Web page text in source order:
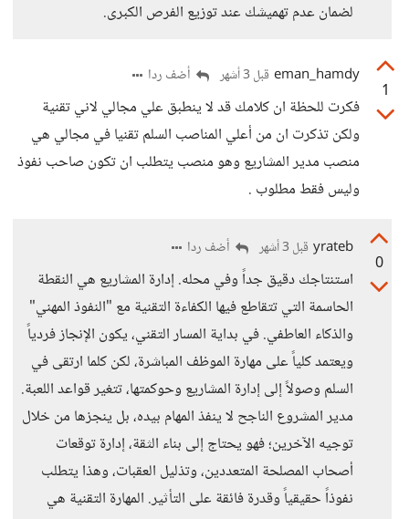
لضمان عدم تهميشك عند توزيع الفرص الكبرى.
1
eman_hamdy قبل 3 أشهر أضف ردا
فكرت للحظة ان كلامك قد لا ينطبق علي مجالي لاني تقنية
ولكن تذكرت ان من أعلي المناصب السلم تقنيا في مجالي هي
منصب مدير المشاريع وهو منصب يتطلب ان تكون صاحب نفوذ
وليس فقط مطلوب .
0
yrateb قبل 3 أشهر أضف ردا
استنتاجك دقيق جداً وفي محله. إدارة المشاريع هي النقطة
الحاسمة التي تتقاطع فيها الكفاءة التقنية مع "النفوذ المهني"
والذكاء العاطفي. في بداية المسار التقني، يكون الإنجاز فردياً
ويعتمد كلياً على مهارة الموظف المباشرة، لكن كلما ارتقى في
السلم وصولاً إلى إدارة المشاريع وحوكمتها، تتغير قواعد اللعبة.
مدير المشروع الناجح لا ينفذ المهام بيده، بل ينجزها من خلال
توجيه الآخرين؛ فهو يحتاج إلى بناء الثقة، إدارة توقعات
أصحاب المصلحة المتعددين، وتذليل العقبات، وهذا يتطلب
نفوذاً حقيقياً وقدرة فائقة على التأثير. المهارة التقنية هي